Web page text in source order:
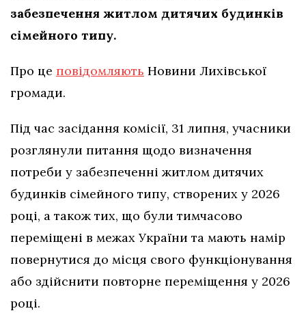
забезпечення житлом дитячих будинків
сімейного типу.
Про це повідомляють Новини Лихівської
громади.
Під час засідання комісії, 31 липня, учасники
розглянули питання щодо визначення
потреби у забезпеченні житлом дитячих
будинків сімейного типу, створених у 2026
році, а також тих, що були тимчасово
переміщені в межах України та мають намір
повернутися до місця свого функціонування
або здійснити повторне переміщення у 2026
році.